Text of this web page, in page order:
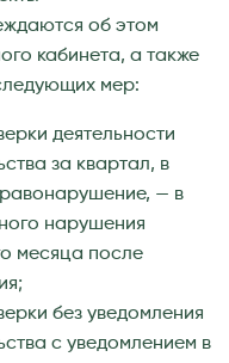
об этом
кабинета, а также
мер:
деятельности
за квартал, в
— в
нарушения
месяца после
без уведомления
с уведомлением в